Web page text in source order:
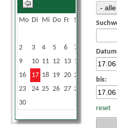
Mo Di Mi Do Fr Sa
2
3 4 5 6 7
9
10 11 12 13 14
16
17 18 19 20 21
23
24 25 26 27 28
30
Datum
bis:
reset